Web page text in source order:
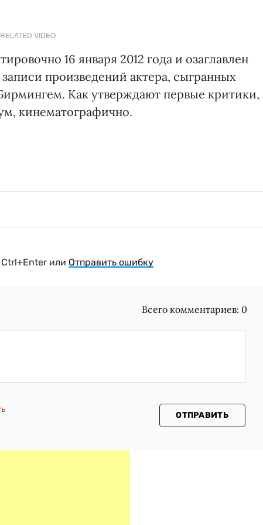
RELATED VIDEO
16 января 2012 года и озаглавлен
произведений актера, сыгранных
Как утверждают первые критики,
кинематографично.
или Отправить ошибку
Всего комментариев: 0
ОТПРАВИТЬ